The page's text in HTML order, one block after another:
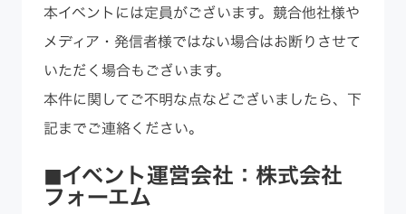
本イベントには定員がございます。競合他社様や
メディア・発信者様ではない場合はお断りさせて
いただく場合もございます。
本件に関してご不明な点などございましたら、下
記までご連絡ください。
◼︎イベント運営会社：株式会社
フォーエム